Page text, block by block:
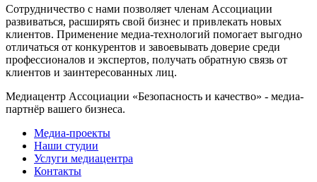
Сотрудничество с нами позволяет членам Ассоциации
развиваться, расширять свой бизнес и привлекать новых
клиентов. Применение медиа-технологий помогает выгодно
отличаться от конкурентов и завоевывать доверие среди
профессионалов и экспертов, получать обратную связь от
клиентов и заинтересованных лиц.
Медиацентр Ассоциации «Безопасность и качество» - медиа-
партнёр вашего бизнеса.
Медиа-проекты
Наши студии
Услуги медиацентра
Контакты